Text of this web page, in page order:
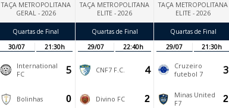
TAÇA METROPOLITANA
GERAL - 2026
Quartas de Final
30/07
21:30h
International
FC
5
Bolinhas 0
TAÇA METROPOLITANA
ELITE - 2026
Quartas de Final
29/07
22:40h
CNF7 F.C. 4
Divino FC 2
TAÇA METROPOLITANA
ELITE - 2026
Quartas de Final
29/07
21:30h
Cruzeiro
futebol 7
3
Minas United
F7
2